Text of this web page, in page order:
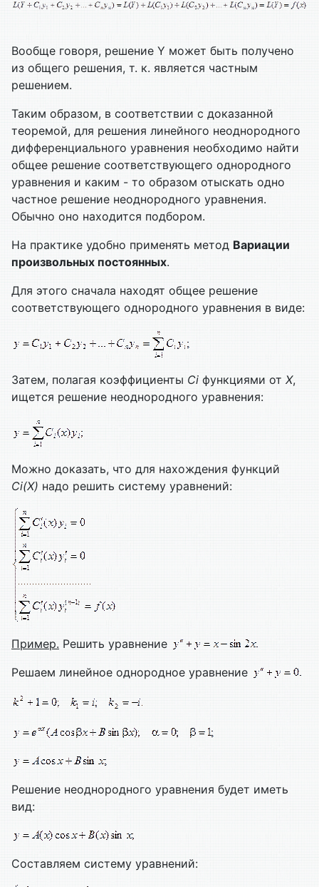
Вообще говоря, решение Y может быть получено
из общего решения, т. к. является частным
решением.
Таким образом, в соответствии с доказанной
теоремой, для решения линейного неоднородного
дифференциального уравнения необходимо найти
общее решение соответствующего однородного
уравнения и каким - то образом отыскать одно
частное решение неоднородного уравнения.
Обычно оно находится подбором.
На практике удобно применять метод Вариации
произвольных постоянных.
Для этого сначала находят общее решение
соответствующего однородного уравнения в виде:
Затем, полагая коэффициенты Ci функциями от Х,
ищется решение неоднородного уравнения:
Можно доказать, что для нахождения функций
Ci(X) надо решить систему уравнений:
Пример. Решить уравнение
Решаем линейное однородное уравнение
Решение неоднородного уравнения будет иметь
вид:
Составляем систему уравнений: